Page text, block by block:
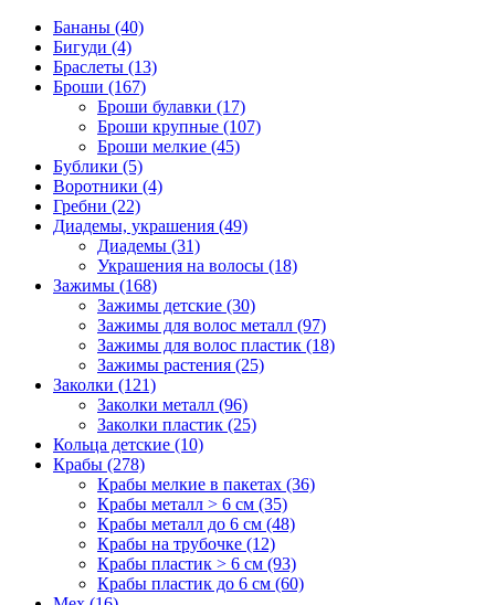
Бананы (40)
Бигуди (4)
Браслеты (13)
Броши (167)
Броши булавки (17)
Броши крупные (107)
Броши мелкие (45)
Бублики (5)
Воротники (4)
Гребни (22)
Диадемы, украшения (49)
Диадемы (31)
Украшения на волосы (18)
Зажимы (168)
Зажимы детские (30)
Зажимы для волос металл (97)
Зажимы для волос пластик (18)
Зажимы растения (25)
Заколки (121)
Заколки металл (96)
Заколки пластик (25)
Кольца детские (10)
Крабы (278)
Крабы мелкие в пакетах (36)
Крабы металл > 6 см (35)
Крабы металл до 6 см (48)
Крабы на трубочке (12)
Крабы пластик > 6 см (93)
Крабы пластик до 6 см (60)